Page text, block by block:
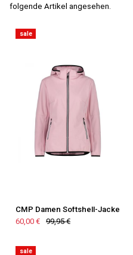
folgende Artikel angesehen.
sale
CMP Damen Softshell-Jacke
60,00 €
99,95 €
sale